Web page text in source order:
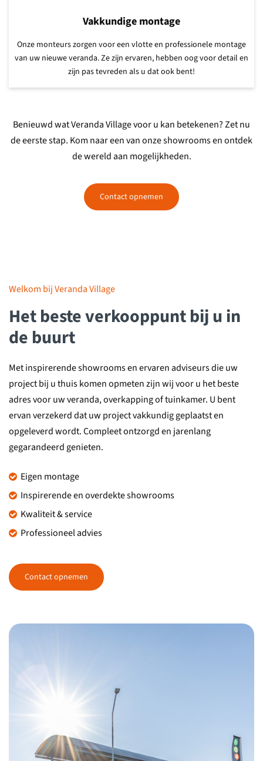
Vakkundige montage
Onze monteurs zorgen voor een vlotte en professionele montage
van uw nieuwe veranda. Ze zijn ervaren, hebben oog voor detail en
zijn pas tevreden als u dat ook bent!
Benieuwd wat Veranda Village voor u kan betekenen? Zet nu
de eerste stap. Kom naar een van onze showrooms en ontdek
de wereld aan mogelijkheden.
Contact opnemen
Welkom bij Veranda Village
Het beste verkooppunt bij u in
de buurt
Met inspirerende showrooms en ervaren adviseurs die uw
project bij u thuis komen opmeten zijn wij voor u het beste
adres voor uw veranda, overkapping of tuinkamer. U bent
ervan verzekerd dat uw project vakkundig geplaatst en
opgeleverd wordt. Compleet ontzorgd en jarenlang
gegarandeerd genieten.
Eigen montage
Inspirerende en overdekte showrooms
Kwaliteit & service
Professioneel advies
Contact opnemen